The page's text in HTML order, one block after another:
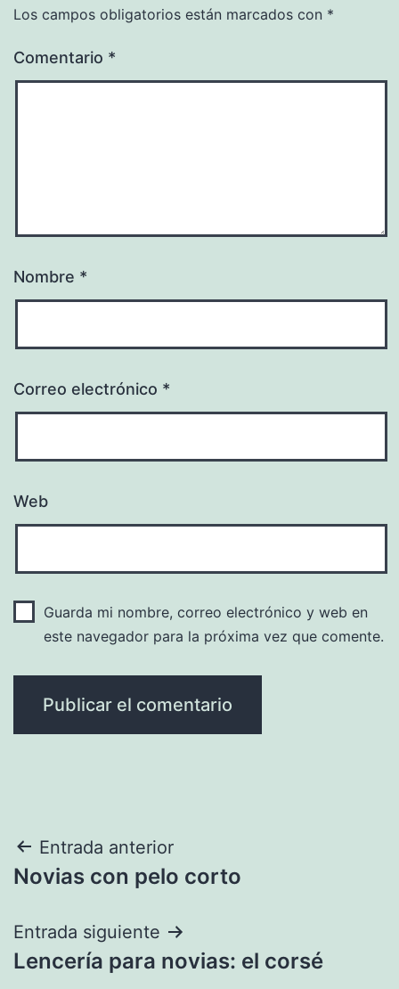
Los campos obligatorios están marcados con *
Comentario *
Nombre *
Correo electrónico *
Web
Guarda mi nombre, correo electrónico y web en
este navegador para la próxima vez que comente.
Navegación
de
entradas
Entrada anterior
Novias con pelo corto
Entrada siguiente
Lencería para novias: el corsé